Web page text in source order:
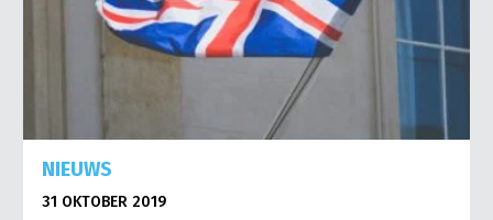
NIEUWS
31 OKTOBER 2019